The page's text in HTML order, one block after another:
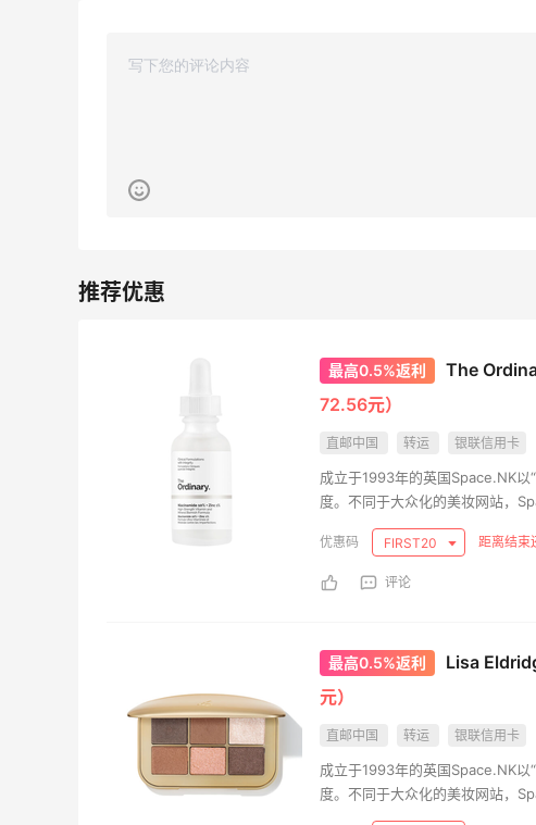
最高0.5%返利 The
72.56元）
直邮中国 转运 银联信用卡
成立于1993年的英国Space.NK以
度。不同于大众化的美妆网站，
火品牌Caudalie、无瑕粉妆
FIRST20 距离结
评论
最高0.5%返利 Lisa
元）
直邮中国 转运 银联信用卡
成立于1993年的英国Space.NK以
度。不同于大众化的美妆网站，
火品牌Caudalie、无瑕粉妆
Mac Duggal
Matte Collection
京东买水卫士顽渍净～娃的**衣服试试看
又来分享妈妈做的美食啦～每一样都好吃
08月09日 0